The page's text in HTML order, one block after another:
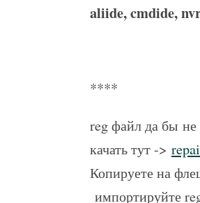
aliide, cmdide,
****
reg файл да бы
качать тут ->
Копируете на
импортируйте